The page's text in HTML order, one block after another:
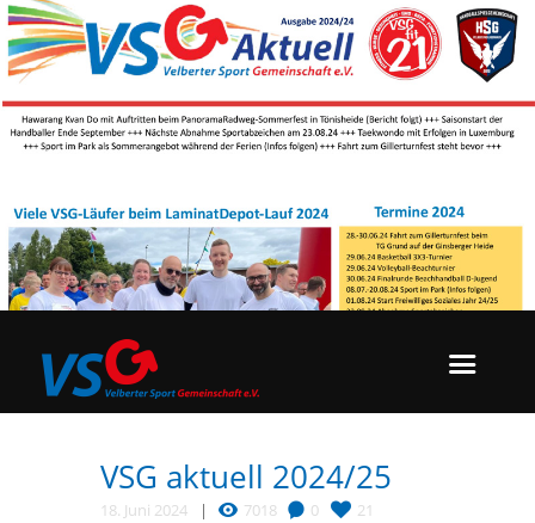
VSG aktuell 2024/25
18. Juni 2024 7018 0 21